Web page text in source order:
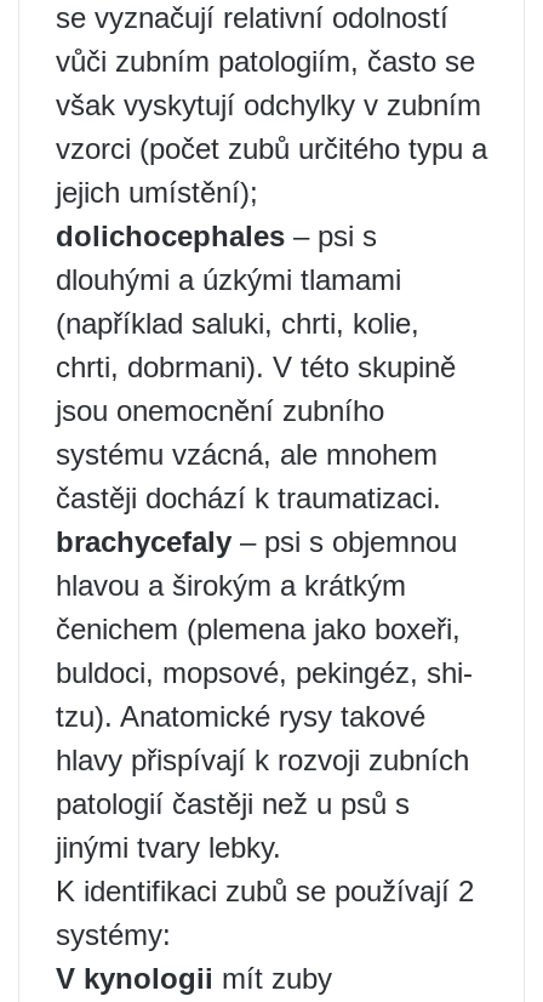
se vyznačují relativní odolností
vůči zubním patologiím, často se
však vyskytují odchylky v zubním
vzorci (počet zubů určitého typu a
jejich umístění);
dolichocephales – psi s
dlouhými a úzkými tlamami
(například saluki, chrti, kolie,
chrti, dobrmani). V této skupině
jsou onemocnění zubního
systému vzácná, ale mnohem
častěji dochází k traumatizaci.
brachycefaly – psi s objemnou
hlavou a širokým a krátkým
čenichem (plemena jako boxeři,
buldoci, mopsové, pekingéz, shi-
tzu). Anatomické rysy takové
hlavy přispívají k rozvoji zubních
patologií častěji než u psů s
jinými tvary lebky.
K identifikaci zubů se používají 2
systémy:
V kynologii mít zuby